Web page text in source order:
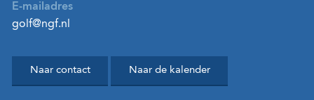
E-mailadres
golf@ngf.nl
Naar contact Naar de kalender